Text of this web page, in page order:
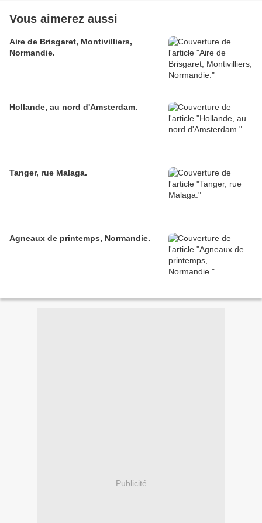
Vous aimerez aussi
Aire de Brisgaret, Montivilliers,
Normandie.
Hollande, au nord d'Amsterdam.
Tanger, rue Malaga.
Agneaux de printemps, Normandie.
Publicité